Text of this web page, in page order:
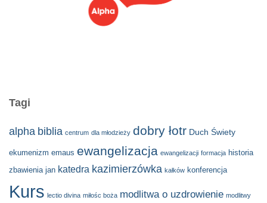
Tagi
alpha biblia centrum dla młodzieży dobry łotr Duch Świety
ekumenizm emaus ewangelizacja ewangelizacji formacja historia
zbawienia jan katedra kazimierzówka kałków konferencja
Kurs lectio divina miłośc boża modlitwa o uzdrowienie modlitwy